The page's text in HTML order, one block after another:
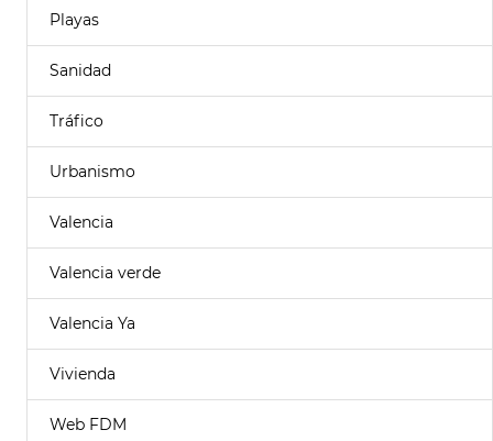
Playas
Sanidad
Tráfico
Urbanismo
Valencia
Valencia verde
Valencia Ya
Vivienda
Web FDM